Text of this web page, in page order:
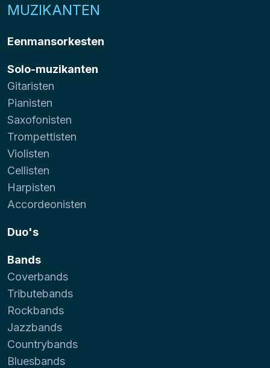
MUZIKANTEN
Eenmansorkesten
Solo-muzikanten
Gitaristen
Pianisten
Saxofonisten
Trompettisten
Violisten
Cellisten
Harpisten
Accordeonisten
Duo's
Bands
Coverbands
Tributebands
Rockbands
Jazzbands
Countrybands
Bluesbands